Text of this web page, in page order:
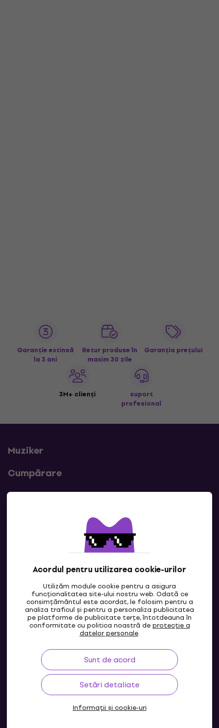
Acordul pentru utilizarea cookie-urilor
Utilizăm module cookie pentru a asigura
funcționalitatea site-ului nostru web. Odată ce
consimțământul este acordat, le folosim pentru a
analiza traficul și pentru a personaliza publicitatea
pe platforme de publicitate terțe, întotdeauna în
conformitate cu politica noastră deprotecție a
datelor personale.
Sunt de acord
Setări detaliate
Informații și cookie-uri
Garanție extinsă
la 3 ani
Retur produse în
maxim 30 zile
Garanția prețului
3M+ clienți
suport
profesional
Muziker
Cumpărare
Linkuri utile
Contacte
Contactează-ne
MD